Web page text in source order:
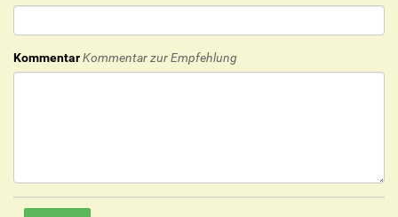
KommentarKommentar zur Empfehlung